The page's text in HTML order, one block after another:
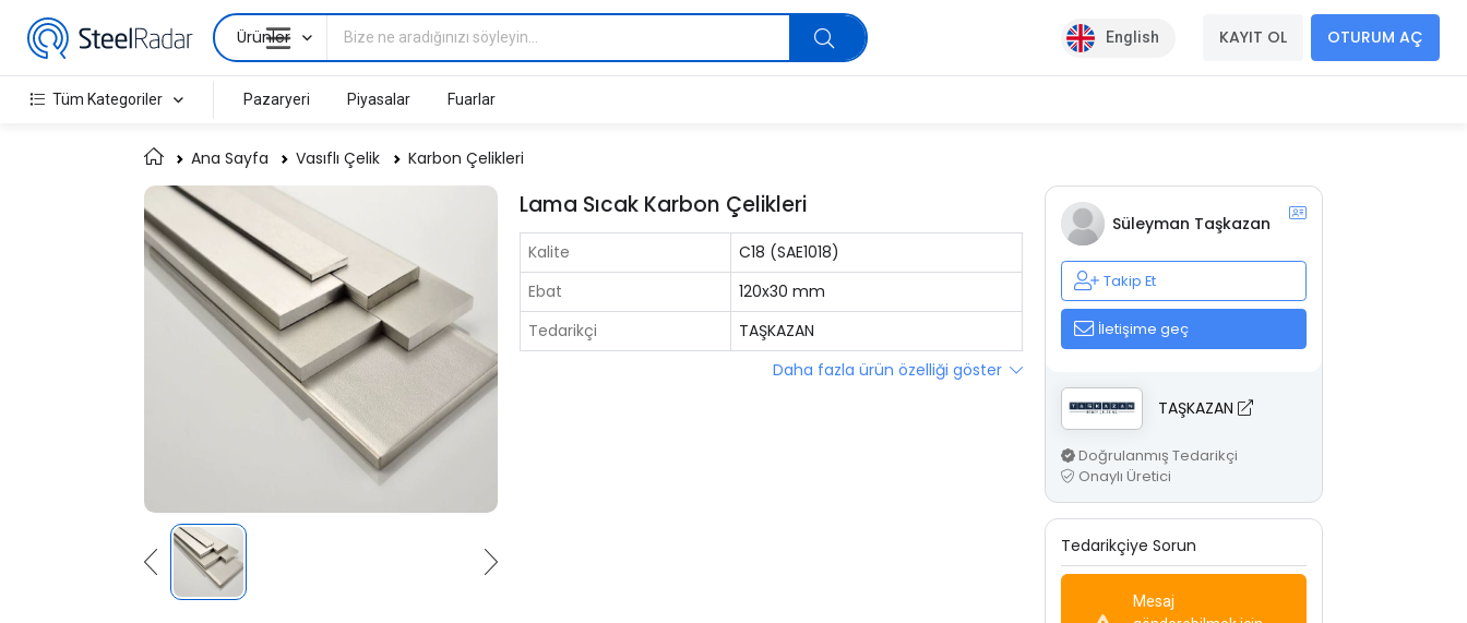
Ürünler English KAYIT OL OTURUM AÇ
Tüm Kategoriler Pazaryeri Piyasalar Fuarlar
Ana Sayfa Vasıflı Çelik Karbon Çelikleri
Lama Sıcak Karbon Çelikleri
Kalite
C18 (SAE1018)
Ebat
120x30 mm
Tedarikçi
TAŞKAZAN
Daha fazla ürün özelliği göster
Süleyman Taşkazan
Takip Et
İletişime geç
TAŞKAZAN
Doğrulanmış Tedarikçi
Onaylı Üretici
Tedarikçiye Sorun
Mesaj